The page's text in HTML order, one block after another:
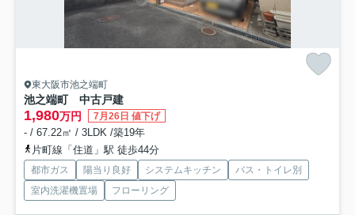
東大阪市池之端町
池之端町 中古戸建
1,980万円 7月26日 値下げ
- / 67.22㎡ / 3LDK /築19年
片町線「住道」駅 徒歩44分
都市ガス 陽当り良好 システムキッチン
バス・トイレ別
室内洗濯機置場
フローリング